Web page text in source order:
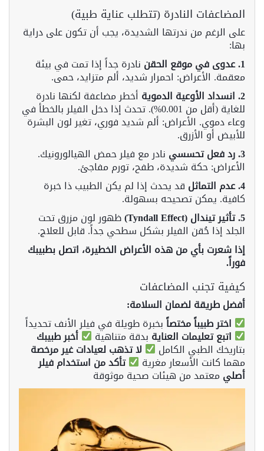
المضاعفات النادرة (تتطلب عناية طبية)
على الرغم من ندرتها الشديدة، يجب أن تكون على دراية
بها:
1. عدوى في موقع الحقن
نادرة جداً إذا تمت في بيئة
معقمة. الأعراض: احمرار شديد، ألم متزايد، حمى.
2. انسداد الأوعية الدموية
أخطر مضاعفة لكنها نادرة
للغاية (أقل من 0.001%). تحدث إذا دخل الفيلر بالخطأ في
وعاء دموي. الأعراض: ألم شديد فوري، تغير لون البشرة
للأبيض أو الأزرق.
3. رد فعل تحسسي
نادر مع فيلر حمض الهيالورونيك.
الأعراض: حكة شديدة، طفح، تورم مفاجئ.
4. عدم التماثل
قد يحدث إذا لم يكن الطبيب ذا خبرة
كافية. يمكن تصحيحه بسهولة.
5. تأثير تيندال (Tyndall Effect)
ظهور لون مزرق تحت
الجلد إذا حُقن الفيلر بشكل سطحي جداً. قابل للعلاج.
إذا شعرت بأي من هذه الأعراض الخطيرة، اتصل بطبيبك
فوراً.
كيفية تجنب المضاعفات
أفضل طريقة لضمان السلامة:
اختر طبيباً مختصاًبخبرة طويلة في فيلر الأنف تحديداً
اتبع تعليمات العناية بدقة متناهية أخبر طبيبك
بتاريخك الطبي الكامل لا تذهب لعيادات غير مرخصة
مهما كانت الأسعار مغرية تأكد من استخدام فيلر
أصليمعتمد من هيئات صحية موثوقة